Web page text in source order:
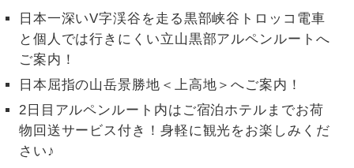
日本一深いV字渓谷を走る黒部峡谷トロッコ電車
と個人では行きにくい立山黒部アルペンルートへ
ご案内！
日本屈指の山岳景勝地＜上高地＞へご案内！
2日目アルペンルート内はご宿泊ホテルまでお荷
物回送サービス付き！身軽に観光をお楽しみくだ
さい♪
お部屋食
お部屋にてゆっくりとお召し上がりいた
だけます。
トラベルイヤ
周りの音を気にせず、ガイドさんの説明
をじっくり聞くことができます。
1名様から出発可能な個人型プランで